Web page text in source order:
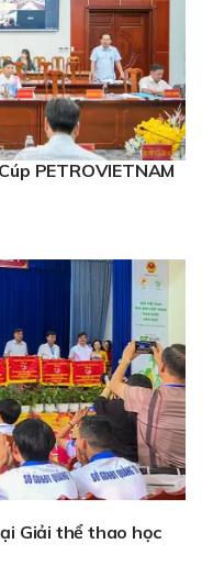
PETROVIETNAM
Giải thể thao học